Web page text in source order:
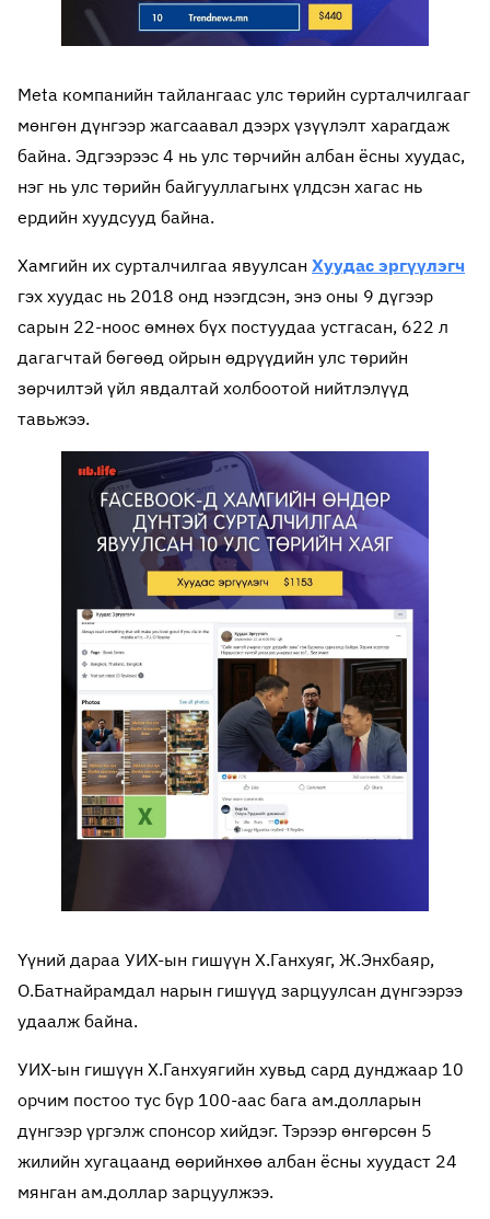
Meta компанийн тайлангаас улс төрийн сурталчилгааг
мөнгөн дүнгээр жагсаавал дээрх үзүүлэлт харагдаж
байна. Эдгээрээс 4 нь улс төрчийн албан ёсны хуудас,
нэг нь улс төрийн байгууллагынх үлдсэн хагас нь
ердийн хуудсууд байна.
Хамгийн их сурталчилгаа явуулсан Хуудас эргүүлэгч
гэх хуудас нь 2018 онд нээгдсэн, энэ оны 9 дүгээр
сарын 22-ноос өмнөх бүх постуудаа устгасан, 622 л
дагагчтай бөгөөд ойрын өдрүүдийн улс төрийн
зөрчилтэй үйл явдалтай холбоотой нийтлэлүүд
тавьжээ.
Үүний дараа УИХ-ын гишүүн Х.Ганхуяг, Ж.Энхбаяр,
О.Батнайрамдал нарын гишүүд зарцуулсан дүнгээрээ
удаалж байна.
УИХ-ын гишүүн Х.Ганхуягийн хувьд сард дунджаар 10
орчим постоо тус бүр 100-аас бага ам.долларын
дүнгээр үргэлж спонсор хийдэг. Тэрээр өнгөрсөн 5
жилийн хугацаанд өөрийнхөө албан ёсны хуудаст 24
мянган ам.доллар зарцуулжээ.